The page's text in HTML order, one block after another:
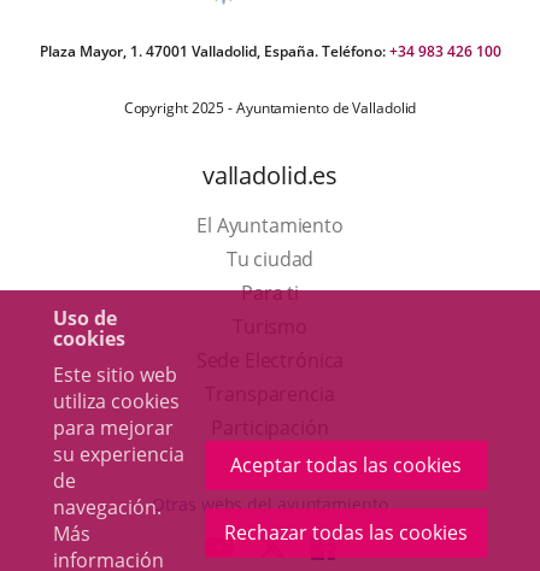
Uso de
cookies
Este sitio web
utiliza cookies
para mejorar
su experiencia
de
navegación.
Más
información
Aceptar todas las cookies
Rechazar todas las cookies
Plaza Mayor, 1. 47001 Valladolid, España. Teléfono:+34 983 426 100
Copyright 2025 - Ayuntamiento de Valladolid
valladolid.es
El Ayuntamiento
Tu ciudad
Para ti
en
una
ventana
nueva.
aplicación
externa.
Otras webs del ayuntamiento
ENLACEENLACEENLACE